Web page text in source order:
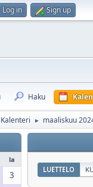
Log in Sign up
Haku
Kalenteri ► maaliskuu
la
3
LUETTELO